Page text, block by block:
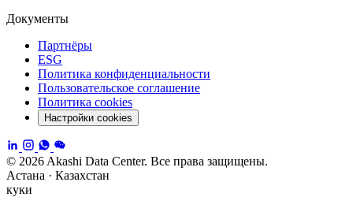
Документы
Партнёры
ESG
Политика конфиденциальности
Пользовательское соглашение
Политика cookies
Настройки cookies
© 2026 Akashi Data Center. Все права защищены.
Астана · Казахстан
куки